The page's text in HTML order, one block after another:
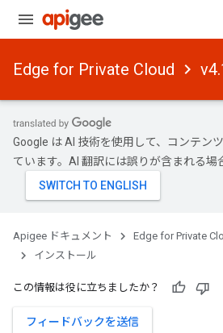
Edge for Private Cloud
Google は AI 技術を使用して、コンテン
ています。AI 翻訳には誤りが含まれる場
Apigee ドキュメント Edge for Private
インストール
この情報は役に立ちましたか？
フィードバックを送信